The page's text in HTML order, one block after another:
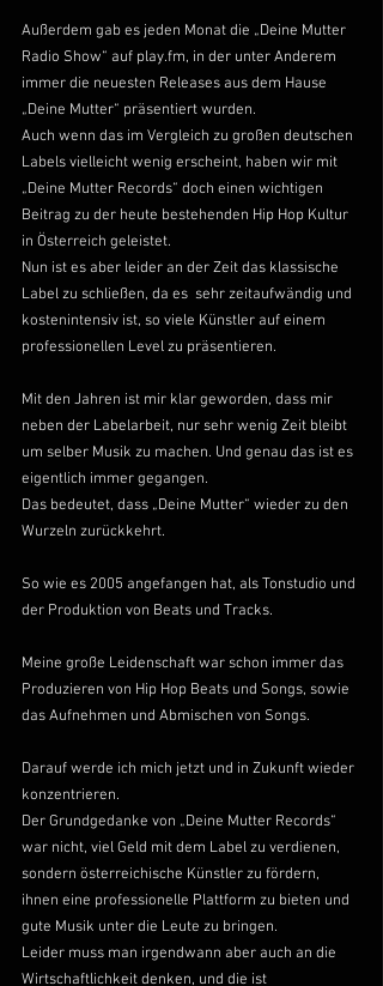
Außerdem gab es jeden Monat die „Deine Mutter
Radio Show“ auf play.fm, in der unter Anderem
immer die neuesten Releases aus dem Hause
„Deine Mutter“ präsentiert wurden.
Auch wenn das im Vergleich zu großen deutschen
Labels vielleicht wenig erscheint, haben wir mit
„Deine Mutter Records“ doch einen wichtigen
Beitrag zu der heute bestehenden Hip Hop Kultur
in Österreich geleistet.
Nun ist es aber leider an der Zeit das klassische
Label zu schließen, da es  sehr zeitaufwändig und
kostenintensiv ist, so viele Künstler auf einem
professionellen Level zu präsentieren.
Mit den Jahren ist mir klar geworden, dass mir
neben der Labelarbeit, nur sehr wenig Zeit bleibt
um selber Musik zu machen. Und genau das ist es
eigentlich immer gegangen.
Das bedeutet, dass „Deine Mutter“ wieder zu den
Wurzeln zurückkehrt.
So wie es 2005 angefangen hat, als Tonstudio und
der Produktion von Beats und Tracks.
Meine große Leidenschaft war schon immer das
Produzieren von Hip Hop Beats und Songs, sowie
das Aufnehmen und Abmischen von Songs.
Darauf werde ich mich jetzt und in Zukunft wieder
konzentrieren.
Der Grundgedanke von „Deine Mutter Records“
war nicht, viel Geld mit dem Label zu verdienen,
sondern österreichische Künstler zu fördern,
ihnen eine professionelle Plattform zu bieten und
gute Musik unter die Leute zu bringen.
Leider muss man irgendwann aber auch an die
Wirtschaftlichkeit denken, und die ist